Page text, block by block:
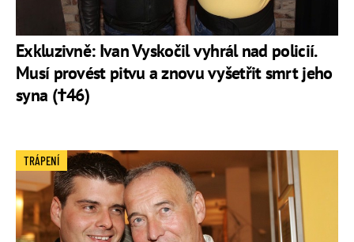
Exkluzivně: Ivan Vyskočil vyhrál nad policií.
Musí provést pitvu a znovu vyšetřit smrt jeho
syna (†46)
TRÁPENÍ